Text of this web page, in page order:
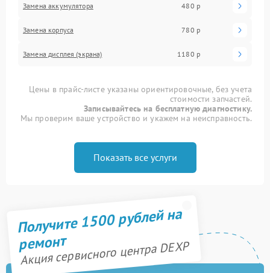
Замена аккумулятора 480 р
Замена корпуса 780 р
Замена дисплея (экрана) 1180 р
Цены в прайс-листе указаны ориентировочные, без учета
стоимости запчастей.
Записывайтесь на бесплатную диагностику.
Мы проверим ваше устройство и укажем на неисправность.
Показать все услуги
Получите 1500 рублей на
ремонт
Акция сервисного центра DEXP